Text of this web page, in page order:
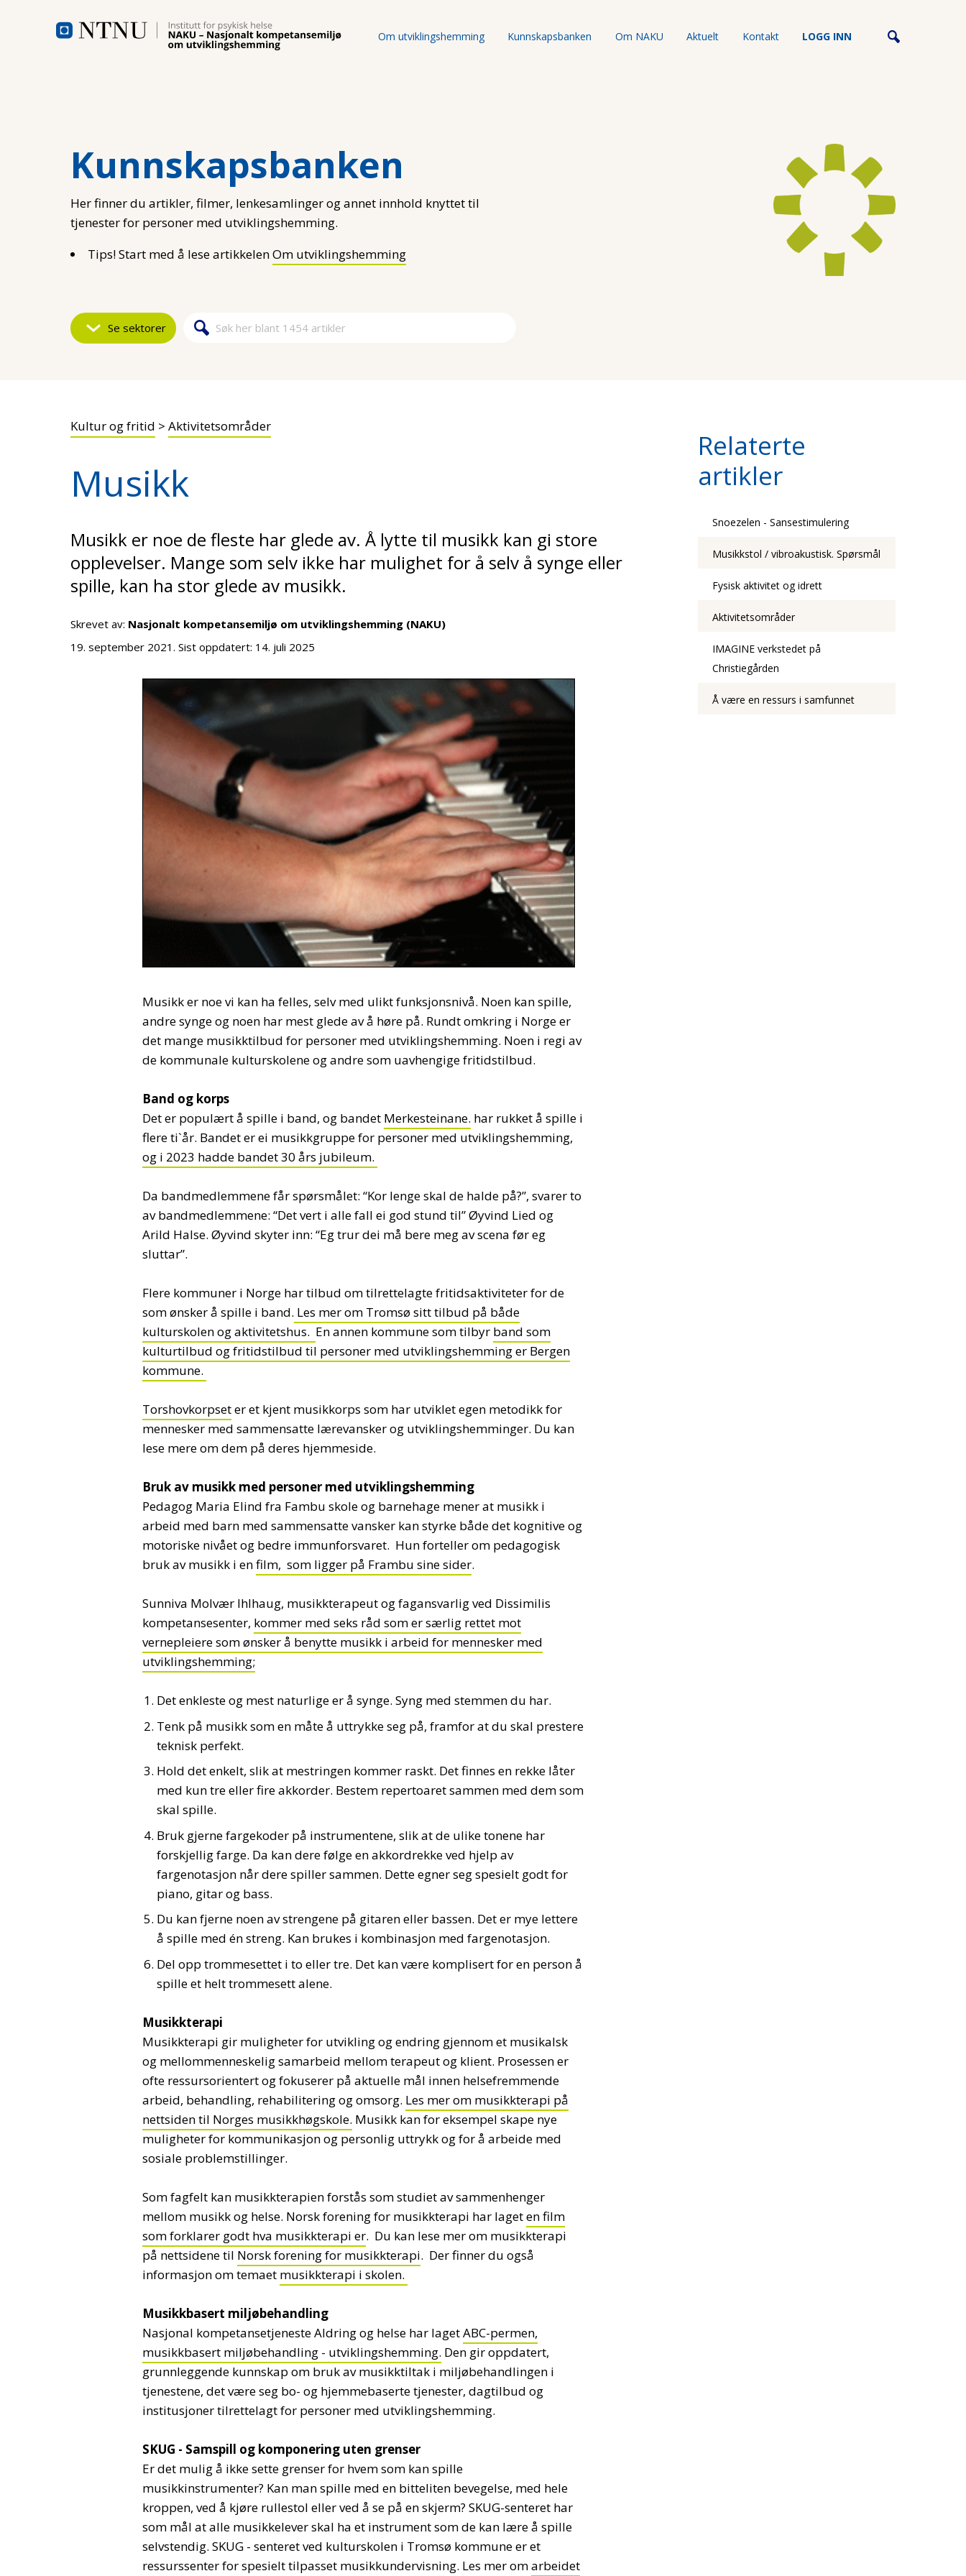
Om utviklingshemming Kunnskapsbanken Om NAKU Aktuelt Kontakt LOGG INN
Kunnskapsbanken
Her finner du artikler, filmer, lenkesamlinger og annet innhold knyttet til
tjenester for personer med utviklingshemming.
Tips! Start med å lese artikkelenOm utviklingshemming
Se sektorer Søkeskjema
Søk
Kultur og fritid > Aktivitetsområder
Musikk
Musikk er noe de fleste har glede av. Å lytte til musikk kan gi store
opplevelser. Mange som selv ikke har mulighet for å selv å synge eller
spille, kan ha stor glede av musikk.
Skrevet av: Nasjonalt kompetansemiljø om utviklingshemming (NAKU)
19. september 2021 . Sist oppdatert: 14. juli 2025
Musikk er noe vi kan ha felles, selv med ulikt funksjonsnivå. Noen kan spille,
andre synge og noen har mest glede av å høre på. Rundt omkring i Norge er
det mange musikktilbud for personer med utviklingshemming. Noen i regi av
de kommunale kulturskolene og andre som uavhengige fritidstilbud.
Band og korps
Det er populært å spille i band, og bandet Merkesteinane. har rukket å spille i
flere ti`år. Bandet er ei musikkgruppe for personer med utviklingshemming,
og i 2023 hadde bandet 30 års jubileum.
Da bandmedlemmene får spørsmålet: “Kor lenge skal de halde på?”, svarer to
av bandmedlemmene: “Det vert i alle fall ei god stund til” Øyvind Lied og
Arild Halse. Øyvind skyter inn: “Eg trur dei må bere meg av scena før eg
sluttar”.
Flere kommuner i Norge har tilbud om tilrettelagte fritidsaktiviteter for de
som ønsker å spille i band. Les mer om Tromsø sitt tilbud på både
kulturskolen og aktivitetshus. En annen kommune som tilbyr band som
kulturtilbud og fritidstilbud til personer med utviklingshemming er Bergen
kommune.
Torshovkorpseter et kjent musikkorps som har utviklet egen metodikk for
mennesker med sammensatte lærevansker og utviklingshemminger. Du kan
lese mere om dem på deres hjemmeside.
Bruk av musikk med personer med utviklingshemming
Pedagog Maria Elind fra Fambu skole og barnehage mener at musikk i
arbeid med barn med sammensatte vansker kan styrke både det kognitive og
motoriske nivået og bedre immunforsvaret. Hun forteller om pedagogisk
bruk av musikk i enfilm, som ligger på Frambu sine sider.
Sunniva Molvær Ihlhaug, musikkterapeut og fagansvarlig ved Dissimilis
kompetansesenter, kommer med seks råd som er særlig rettet mot
vernepleiere som ønsker å benytte musikk i arbeid for mennesker med
utviklingshemming;
Det enkleste og mest naturlige er å synge. Syng med stemmen du har.
Tenk på musikk som en måte å uttrykke seg på, framfor at du skal prestere
teknisk perfekt.
Hold det enkelt, slik at mestringen kommer raskt. Det finnes en rekke låter
med kun tre eller fire akkorder. Bestem repertoaret sammen med dem som
skal spille.
Bruk gjerne fargekoder på instrumentene, slik at de ulike tonene har
forskjellig farge. Da kan dere følge en akkordrekke ved hjelp av
fargenotasjon når dere spiller sammen. Dette egner seg spesielt godt for
piano, gitar og bass.
Du kan fjerne noen av strengene på gitaren eller bassen. Det er mye lettere
å spille med én streng. Kan brukes i kombinasjon med fargenotasjon.
Del opp trommesettet i to eller tre. Det kan være komplisert for en person å
spille et helt trommesett alene.
Musikkterapi
Musikkterapi gir muligheter for utvikling og endring gjennom et musikalsk
og mellommenneskelig samarbeid mellom terapeut og klient. Prosessen er
ofte ressursorientert og fokuserer på aktuelle mål innen helsefremmende
arbeid, behandling, rehabilitering og omsorg. Les mer om musikkterapi på
nettsiden til Norges musikkhøgskole. Musikk kan for eksempel skape nye
muligheter for kommunikasjon og personlig uttrykk og for å arbeide med
sosiale problemstillinger.
Som fagfelt kan musikkterapien forstås som studiet av sammenhenger
mellom musikk og helse. Norsk forening for musikkterapi har lageten film
som forklarer godt hva musikkterapi er. Du kan lese mer om musikkterapi
på nettsidene til Norsk forening for musikkterapi. Der finner du også
informasjon om temaet musikkterapi i skolen.
Musikkbasert miljøbehandling
Nasjonal kompetansetjeneste Aldring og helse har lagetABC-permen,
musikkbasert miljøbehandling - utviklingshemming. Den gir oppdatert,
grunnleggende kunnskap om bruk av musikktiltak i miljøbehandlingen i
tjenestene, det være seg bo- og hjemmebaserte tjenester, dagtilbud og
institusjoner tilrettelagt for personer med utviklingshemming.
SKUG - Samspill og komponering uten grenser
Er det mulig å ikke sette grenser for hvem som kan spille
musikkinstrumenter? Kan man spille med en bitteliten bevegelse, med hele
kroppen, ved å kjøre rullestol eller ved å se på en skjerm? SKUG-senteret har
som mål at alle musikkelever skal ha et instrument som de kan lære å spille
selvstendig. SKUG - senteret ved kulturskolen i Tromsø kommune er et
ressurssenter for spesielt tilpasset musikkundervisning. Les mer omarbeidet
Relaterte
artikler
Snoezelen - Sansestimulering
Musikkstol / vibroakustisk. Spørsmål
Fysisk aktivitet og idrett
Aktivitetsområder
IMAGINE verkstedet på
Christiegården
Å være en ressurs i samfunnet